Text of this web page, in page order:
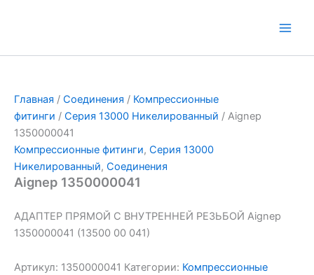
Главная / Соединения / Компрессионные
фитинги / Серия 13000 Никелированный / Aignep
1350000041
Компрессионные фитинги, Серия 13000
Никелированный, Соединения
Aignep 1350000041
АДАПТЕР ПРЯМОЙ С ВНУТРЕННЕЙ РЕЗЬБОЙ Aignep
1350000041 (13500 00 041)
Артикул: 1350000041 Категории: Компрессионные